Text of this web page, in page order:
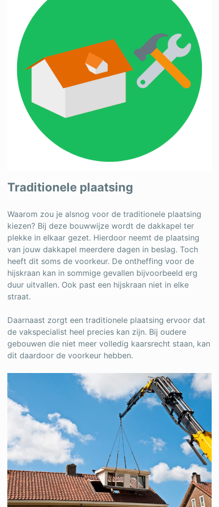
Traditionele plaatsing
Waarom zou je alsnog voor de traditionele plaatsing
kiezen? Bij deze bouwwijze wordt de dakkapel ter
plekke in elkaar gezet. Hierdoor neemt de plaatsing
van jouw dakkapel meerdere dagen in beslag. Toch
heeft dit soms de voorkeur. De ontheffing voor de
hijskraan kan in sommige gevallen bijvoorbeeld erg
duur uitvallen. Ook past een hijskraan niet in elke
straat.
Daarnaast zorgt een traditionele plaatsing ervoor dat
de vakspecialist heel precies kan zijn. Bij oudere
gebouwen die niet meer volledig kaarsrecht staan, kan
dit daardoor de voorkeur hebben.